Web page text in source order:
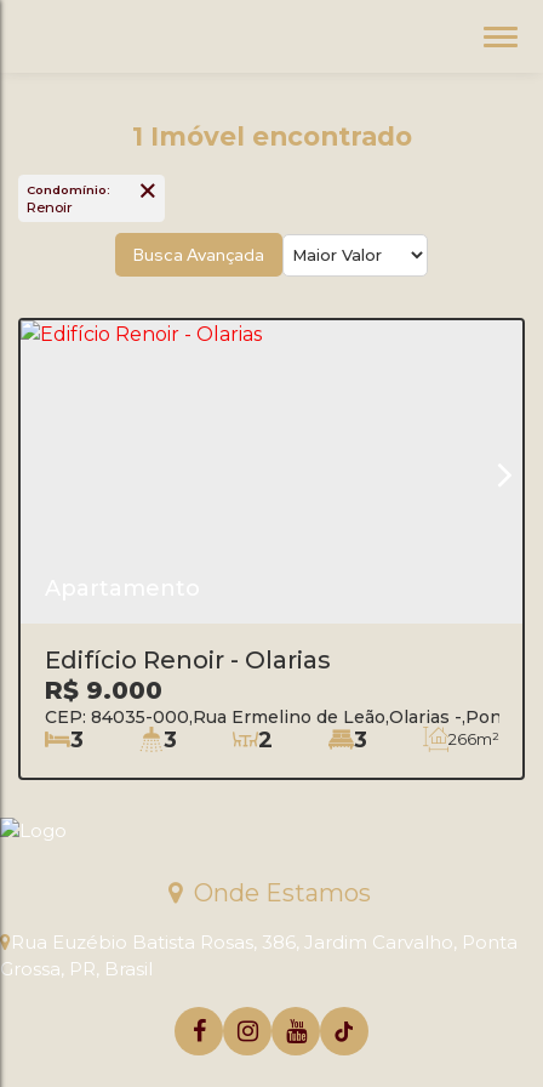
1 Imóvel encontrado
Condomínio:
Busca Avançada
Edifício Renoir - Olarias
R$9.000
CEP: 84035-000,Rua Ermelino de Leão,Olarias ,Ponta
3 3 2 3 266m²
Onde Estamos
Rua Euzébio Batista Rosas, 386, Jardim Carvalho, Ponta
Grossa, PR, Brasil